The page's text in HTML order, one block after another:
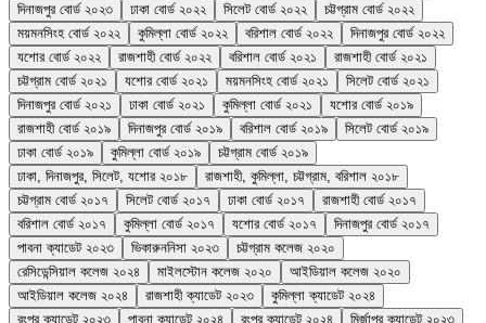
দিনাজপুর বোর্ড ২০২৩
ঢাকা বোর্ড ২০২২ সিলেট বোর্ড ২০২২
চট্টগ্রাম বোর্ড ২০২২
ময়মনসিংহ বোর্ড ২০২২
কুমিল্লা বোর্ড ২০২২ বরিশাল বোর্ড ২০২২
দিনাজপুর বোর্ড ২০২২
যশোর বোর্ড ২০২২
রাজশাহী বোর্ড ২০২২ বরিশাল বোর্ড ২০২১
রাজশাহী বোর্ড ২০২১
চট্টগ্রাম বোর্ড ২০২১
যশোর বোর্ড ২০২১ ময়মনসিংহ বোর্ড ২০২১
সিলেট বোর্ড ২০২১
দিনাজপুর বোর্ড ২০২১
ঢাকা বোর্ড ২০২১ কুমিল্লা বোর্ড ২০২১
যশোর বোর্ড ২০১৯
রাজশাহী বোর্ড ২০১৯
দিনাজপুর বোর্ড ২০১৯ বরিশাল বোর্ড ২০১৯
সিলেট বোর্ড ২০১৯
ঢাকা বোর্ড ২০১৯
কুমিল্লা বোর্ড ২০১৯
চট্টগ্রাম বোর্ড ২০১৯
ঢাকা, দিনাজপুর, সিলেট, যশোর ২০১৮
রাজশাহী, কুমিল্লা, চট্টগ্রাম, বরিশাল ২০১৮
চট্টগ্রাম বোর্ড ২০১৭
সিলেট বোর্ড ২০১৭ ঢাকা বোর্ড ২০১৭
রাজশাহী বোর্ড ২০১৭
বরিশাল বোর্ড ২০১৭
কুমিল্লা বোর্ড ২০১৭ যশোর বোর্ড ২০১৭
দিনাজপুর বোর্ড ২০১৭
পাবনা ক্যাডেট ২০২৩
ভিকারুননিসা ২০২৩
চট্টগ্রাম কলেজ ২০২০
রেসিডেন্সিয়াল কলেজ ২০২৪
মাইলস্টোন কলেজ ২০২০
আইডিয়াল কলেজ ২০২০
আইডিয়াল কলেজ ২০২৪
রাজশাহী ক্যাডেট ২০২৩
কুমিল্লা ক্যাডেট ২০২৪
রংপুর ক্যাডেট ২০২৩
পাবনা ক্যাডেট ২০২৪ রংপুর ক্যাডেট ২০২৪
মির্জাপুর ক্যাডেট ২০২৩